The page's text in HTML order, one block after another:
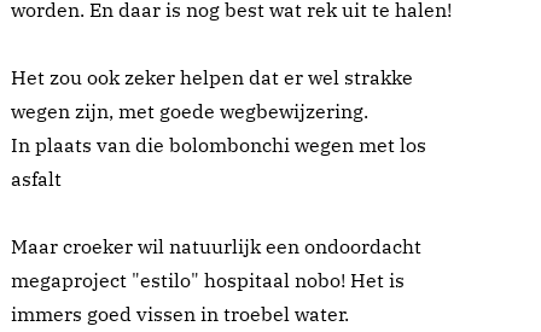
worden. En daar is nog best wat rek uit te halen!
Het zou ook zeker helpen dat er wel strakke
wegen zijn, met goede wegbewijzering.
In plaats van die bolombonchi wegen met los
asfalt
Maar croeker wil natuurlijk een ondoordacht
megaproject "estilo" hospitaal nobo! Het is
immers goed vissen in troebel water.